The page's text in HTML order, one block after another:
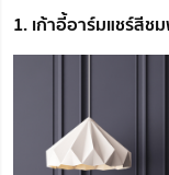
1. เก้าอี้อาร์มแชร์สีช